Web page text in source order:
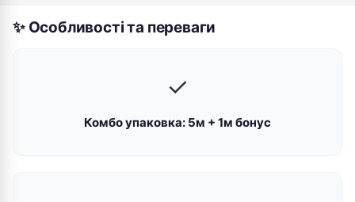
✨ Особливості та переваги
✓
Комбо упаковка: 5м + 1м бонус